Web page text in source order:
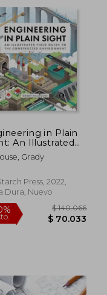
50%
dcto. $
in Plain
An Illustrated
Guide to the
Grady
Press, 2022,
Dura, Nuevo